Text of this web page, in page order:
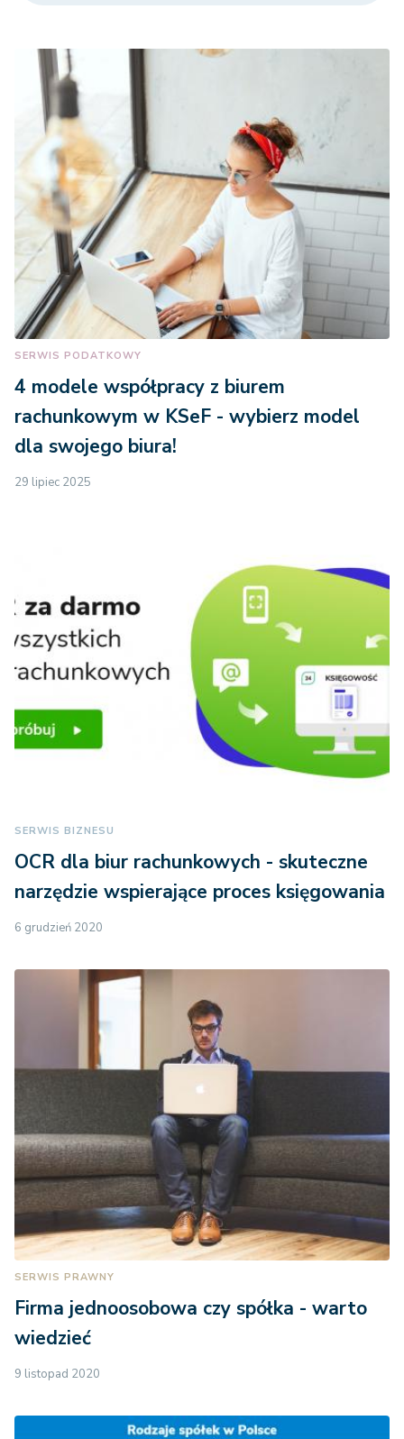
SERWIS PODATKOWY
4 modele współpracy z biurem
rachunkowym w KSeF - wybierz model
dla swojego biura!
29 lipiec 2025
SERWIS BIZNESU
OCR dla biur rachunkowych - skuteczne
narzędzie wspierające proces księgowania
6 grudzień 2020
SERWIS PRAWNY
Firma jednoosobowa czy spółka - warto
wiedzieć
9 listopad 2020